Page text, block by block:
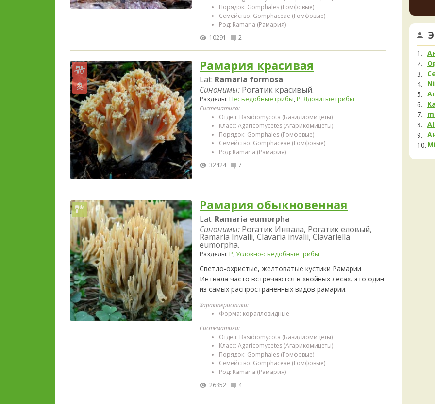
Порядок: Gomphales (Гомфовые)
Семейство: Gomphaceae (Гомфовые)
Род: Ramaria (Рамария)
10291
2
Рамария красивая
Lat: Ramaria formosa
Синонимы: Рогатик красивый.
Разделы: Несъедобные грибы,Р,Ядовитые грибы
Систематика:
Отдел: Basidiomycota (Базидиомицеты)
Класс: Agaricomycetes (Агарикомицеты)
Порядок: Gomphales (Гомфовые)
Семейство: Gomphaceae (Гомфовые)
Род: Ramaria (Рамария)
32424
7
Рамария обыкновенная
Lat: Ramaria eumorpha
Синонимы: Рогатик Инвала, Рогатик еловый,
Ramaria Invalii, Clavaria invalii, Clavariella
eumorpha.
Разделы: Р,Условно-съедобные грибы
Светло-охристые, желтоватые кустики Рамарии
Интвала часто встречаются в хвойных лесах, это один
из самых распространённых видов рамарии.
Характеристики:
Форма: коралловидные
Систематика:
Отдел: Basidiomycota (Базидиомицеты)
Класс: Agaricomycetes (Агарикомицеты)
Порядок: Gomphales (Гомфовые)
Семейство: Gomphaceae (Гомфовые)
Род: Ramaria (Рамария)
26852
4
1 день
1 день